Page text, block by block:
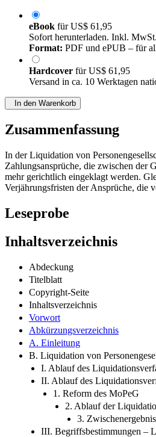
eBook fürUS$ 61,95
Sofort herunterladen. Inkl. MwSt.
Format: PDF und ePUB – für
Hardcover fürUS$ 61,95
Versand in ca. 10 Werktagen
In den Warenkorb
Zusammenfassung
In der Liquidation von
Zahlungsansprüche, die zwischen der
mehr gerichtlich eingeklagt werden.
Verjährungsfristen der Ansprüche, die
Leseprobe
Inhaltsverzeichnis
Abdeckung
Titelblatt
Copyright-Seite
Inhaltsverzeichnis
Vorwort
Abkürzungsverzeichnis
A. Einleitung
B. Liquidation von
I. Ablauf des
II. Ablauf des
1. Reform des MoPeG
2. Ablauf der
3. Zwischenergebnis
III. Begriffsbestimmungen –